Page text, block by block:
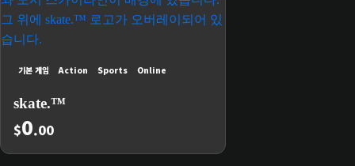
기본 게임 Action Sports Online
skate.™
$0.00